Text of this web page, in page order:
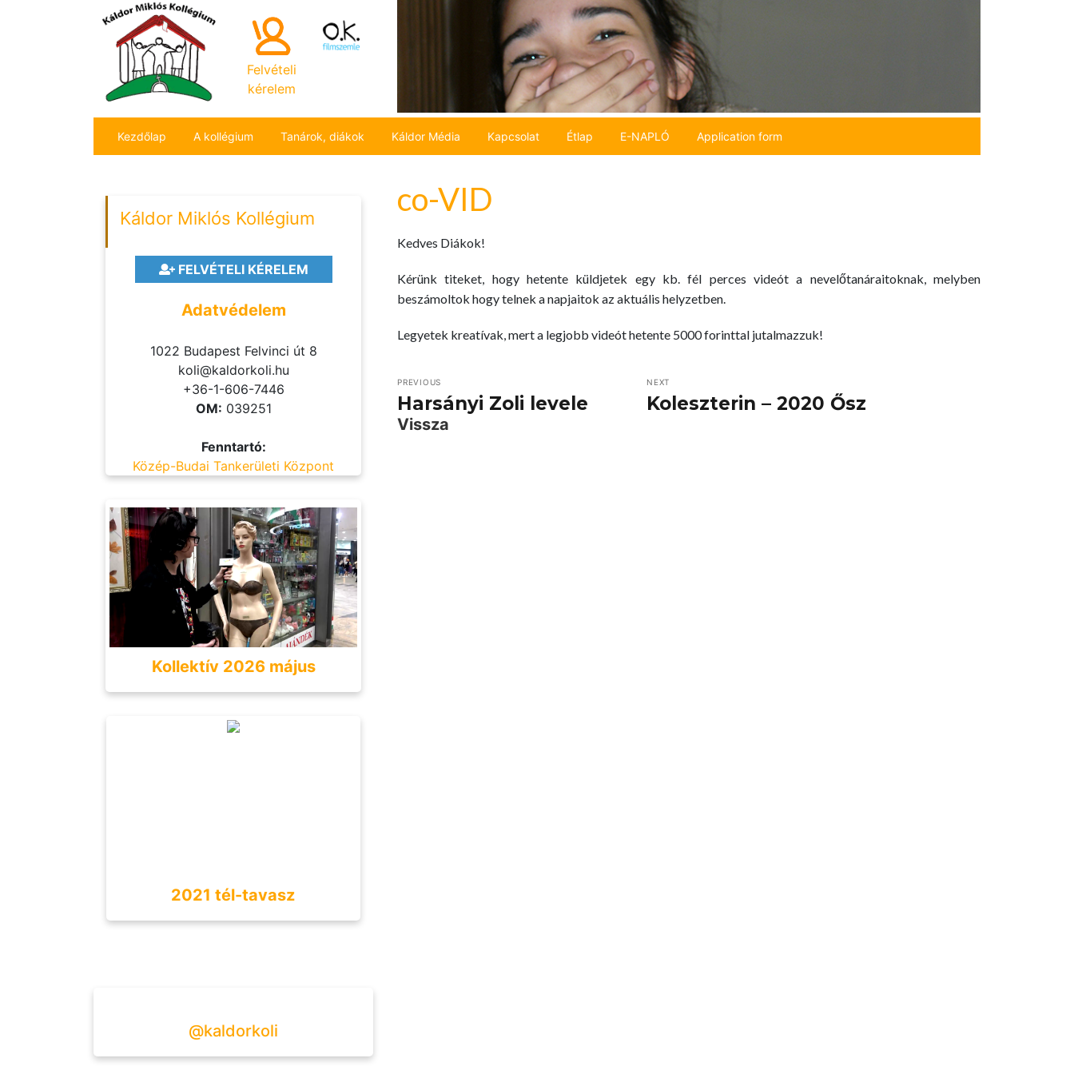
Felvételi
kérelem
Kezdőlap A kollégium Tanárok, diákok Káldor Média Kapcsolat Étlap E-NAPLÓ Application form
Káldor Miklós Kollégium
FELVÉTELI KÉRELEM
Adatvédelem
1022 Budapest Felvinci út 8
koli@kaldorkoli.hu
+36-1-606-7446
OM: 039251
Fenntartó:
Közép-Budai Tankerületi Központ
Kollektív 2026 május
2021 tél-tavasz
@kaldorkoli
co-VID
Kedves Diákok!
Kérünk titeket, hogy hetente küldjetek egy kb. fél perces videót a nevelőtanáraitoknak, melyben
beszámoltok hogy telnek a napjaitok az aktuális helyzetben.
Legyetek kreatívak, mert a legjobb videót hetente 5000 forinttal jutalmazzuk!
PREVIOUS
Harsányi Zoli levele
NEXT
Koleszterin – 2020 Ősz
Vissza